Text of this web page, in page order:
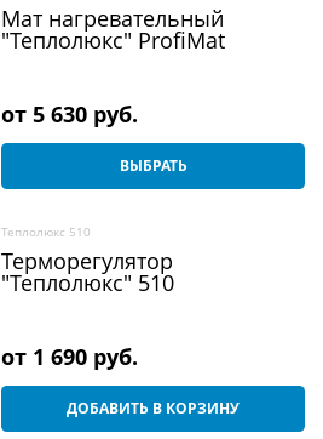
Мат нагревательный
"Теплолюкс" ProfiMat
от5 630 руб.
ВЫБРАТЬ
Теплолюкс 510
Терморегулятор
"Теплолюкс" 510
от 1 690 руб.
ДОБАВИТЬ В КОРЗИНУ